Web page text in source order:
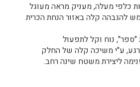
כלפי מעלה, מעניק מראה מעוגל
להגבהה קלה באזור הנחת הכרית
"ספר", נוח וקל לתפעול
ע"י משיכה קלה של החלק
ליצירת משטח שינה רחב.